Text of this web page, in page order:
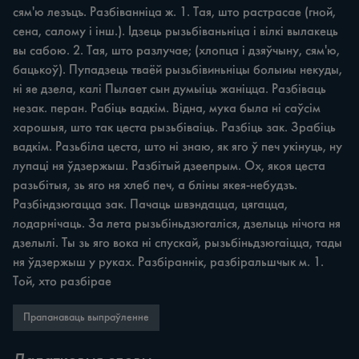
сям'ю лезъцъ. Разбіванніца ж. 1. Тая, што растрасае (гной,
сена, салому i інш.). Ідзець рызьбіваньніца i вілкі вылакець
вы сабою. 2. Тая, што разлучае; (хлопца i дзяўчыну, сям'ю,
бацькоў). Пупадзець тваёй рызьбівиньніцы болыиы некуды,
ні яе дзела, калі Пылает сын думыіць жаніцца. Разбіваць
незак. перан. Рабіць вадкім. Відна, мука была ні саўсім
харошыя, што так цеста рызьбіваіць. Разбіць зак. Зрабіць
вадкім. Разьбіла цеста, што ні знаю, як яго ў печ укінуць, ну
лупаці ня ўдзержыш. Разбітый дзеепрым. Ох, якоя цеста
разьбітыя, зь яго ня хлеб печ, а бліны якея-небудзъ.
Разбіндзюгацца зак. Пачаць швэндацца, цягацца,
лодарнічаць. За лета рызьбіньдзюгаліся, дзелыць нічога ня
дзелылі. Ты зь яго вока ні спускай, рызьбіньдзюгаіцца, тады
ня ўдзержыш у руках. Разбіраннік, разбіральшчык м. 1.
Той, хто разбірае
Прапанаваць выпраўленне